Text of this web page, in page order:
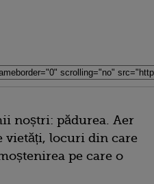
noștri: pădurea. Aer
vietăți, locuri din care
pe care o